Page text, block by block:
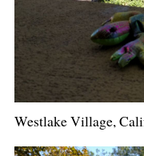
Westlake Village,